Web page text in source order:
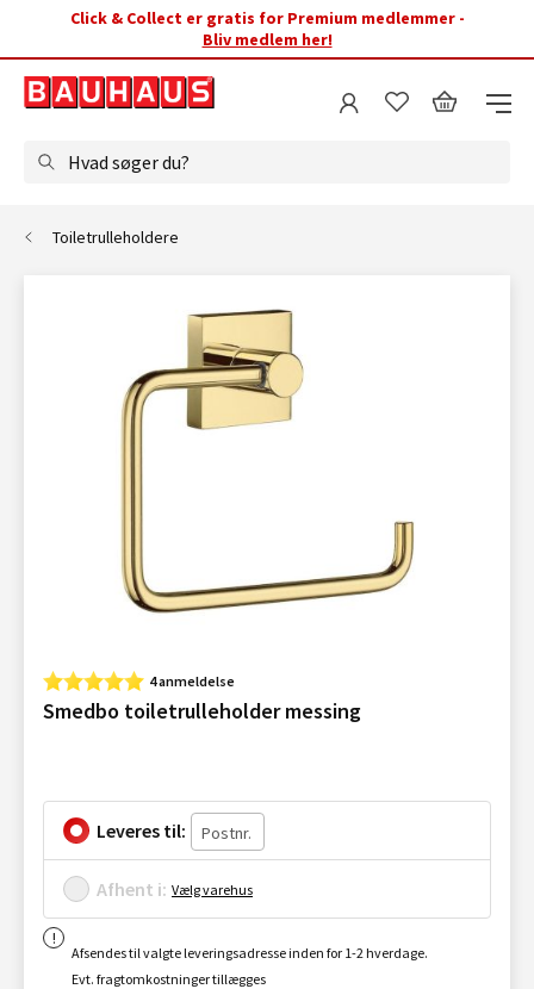
Click & Collect er gratis for Premium medlemmer -
Bliv medlem her!
Hvad søger du?
Toiletrulleholdere
4 anmeldelse
Smedbo toiletrulleholder messing
Leveres til:
Afhent i: Vælg varehus
Afsendes til valgte leveringsadresse inden for 1-2 hverdage.
Evt. fragtomkostninger tillægges